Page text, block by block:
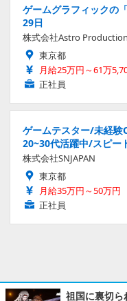
ゲームグラフィックの
29日
株式会社Astro Production
東京都
月給25万円～61万
正社員
ゲームテスター/未経
20~30代活躍中/スピー
株式会社SNJAPAN
東京都
月給35万円～50万円
正社員
祖国に裏切ら